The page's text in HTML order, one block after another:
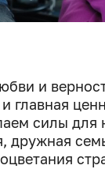
и
главная
силы для
дружная